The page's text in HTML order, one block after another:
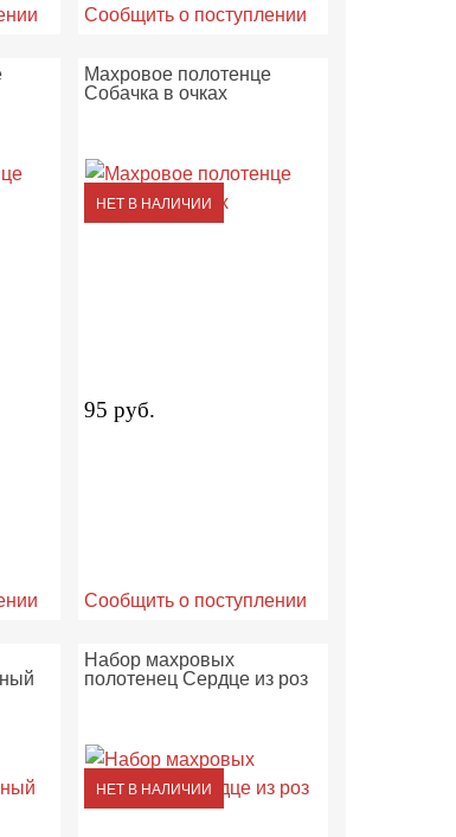
Сообщить о поступлении
Махровое полотенце
Собачка в очках
НЕТ В НАЛИЧИИ
95 руб.
Сообщить о поступлении
Набор махровых
полотенец Сердце из роз
НЕТ В НАЛИЧИИ